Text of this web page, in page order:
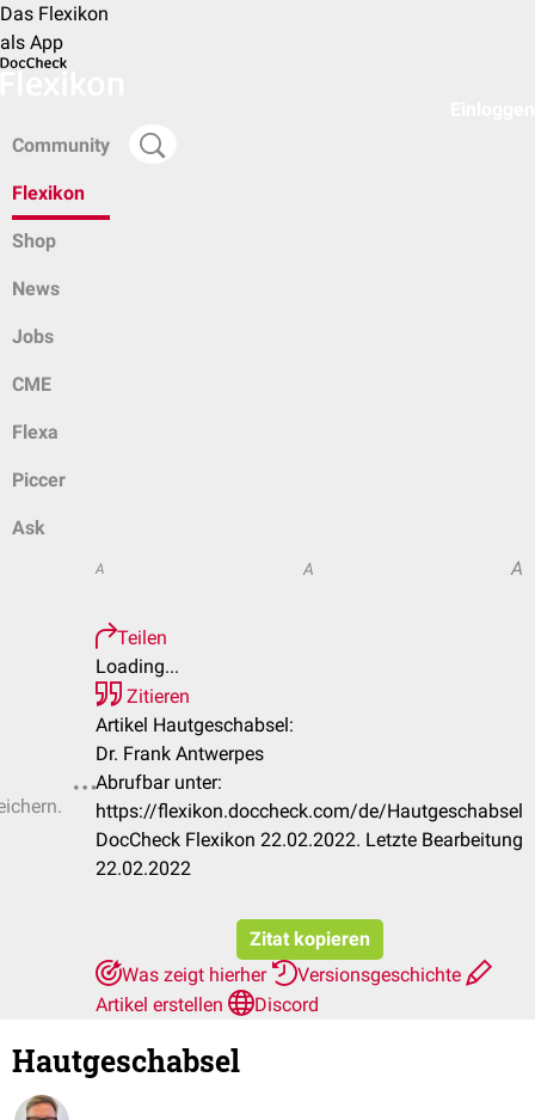
Das Flexikon
als App
Community
Flexikon
Shop
News
Jobs
CME
Flexa
Piccer
Ask
A A A
Teilen
Loading...
Zitieren
Artikel Hautgeschabsel:
Dr. Frank Antwerpes
Abrufbar unter:
https://flexikon.doccheck.com/de/Hautgeschabsel
DocCheck Flexikon 22.02.2022. Letzte Bearbeitung
22.02.2022
Zitat kopieren
Was zeigt hierher
Versionsgeschichte
Artikel erstellen
Discord
Hautgeschabsel